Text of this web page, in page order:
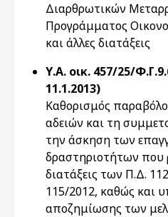
Διαρθρωτικών
Προγράμματος
και άλλες διατάξεις
Υ.Α. οικ. 457/25/
11.1.2013)
Καθορισμός
αδειών και τη
την άσκηση των
δραστηριοτήτων που
διατάξεις των Π.Δ.
115/2012, καθώς και
αποζημίωσης των